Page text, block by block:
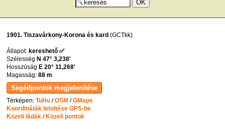
1901. Tiszavárkony-Korona és kard (GCTkk)
Állapot:kereshető ✅
SzélességN 47° 3,238'
HosszúságE 20° 11,268'
Magasság:88 m
Térképen:TuHu /OSM /GMaps
Koordináták letöltése GPS-be
Közeli ládák / Közeli pontok